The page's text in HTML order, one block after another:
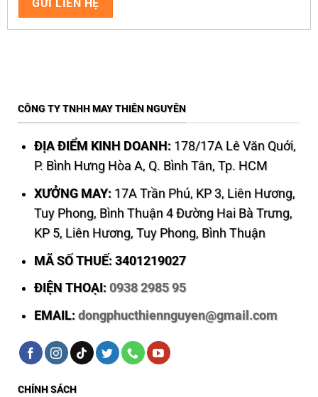
CÔNG TY TNHH MAY THIÊN NGUYÊN
ĐỊA ĐIỂM KINH DOANH: 178/17A Lê Văn Quới,
P. Bình Hưng Hòa A, Q. Bình Tân, Tp. HCM
XƯỞNG MAY: 17A Trần Phú, KP 3, Liên Hương,
Tuy Phong, Bình Thuận 4 Đường Hai Bà Trưng,
KP 5, Liên Hương, Tuy Phong, Bình Thuận
MÃ SỐ THUẾ: 3401219027
ĐIỆN THOẠI: 0938 2985 95
EMAIL: dongphucthiennguyen@gmail.com
CHÍNH SÁCH